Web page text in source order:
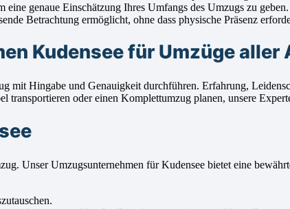
genaue Einschätzung Ihres Umfangs des Umzugs zu geben.
Betrachtung ermöglicht, ohne dass physische Präsenz
Kudensee für Umzüge aller
mit Hingabe und Genauigkeit durchführen. Erfahrung,
oder einen Komplettumzug planen, unsere
Unser Umzugsunternehmen für Kudensee bietet eine